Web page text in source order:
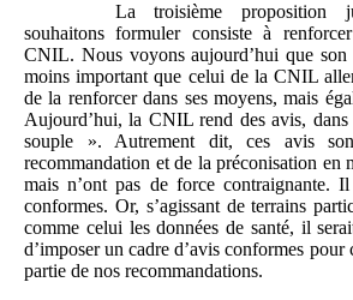
La troisième proposition
souhaitons formuler consiste à
CNIL. Nous voyons aujourd’hui que son
moins important que celui de la CNIL
de la renforcer dans ses moyens, mais
Aujourd’hui, la CNIL rend des avis,
souple ». Autrement dit, ces avis
recommandation et de la préconisation en
mais n’ont pas de force contraignante.
conformes. Or, s’agissant de terrains
comme celui les données de santé, il
d’imposer un cadre d’avis conformes pour
partie de nos recommandations.